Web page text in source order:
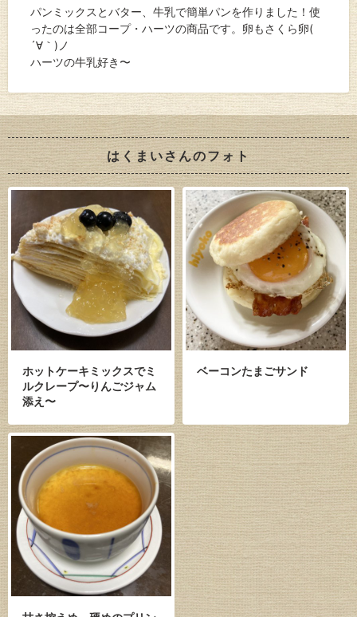
パンミックスとバター、牛乳で簡単パンを作りました！使
ったのは全部コープ・ハーツの商品です。卵もさくら卵(
´∀｀)ノ
ハーツの牛乳好き〜
はくまいさんのフォト
ホットケーキミックスでミ
ルクレープ〜りんごジャム
添え〜
ベーコンたまごサンド